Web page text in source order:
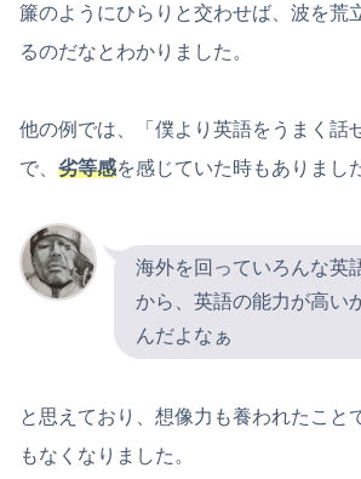
簾のようにひらりと交わせば、波を荒
るのだなとわかりました。
他の例では、「僕より英語をうまく話
で、 劣等感を感じていた時もありまし
海外を回っていろんな英
から、英語の能力が高い
んだよなぁ
と思えており、想像力も養われたこと
もなくなりました。